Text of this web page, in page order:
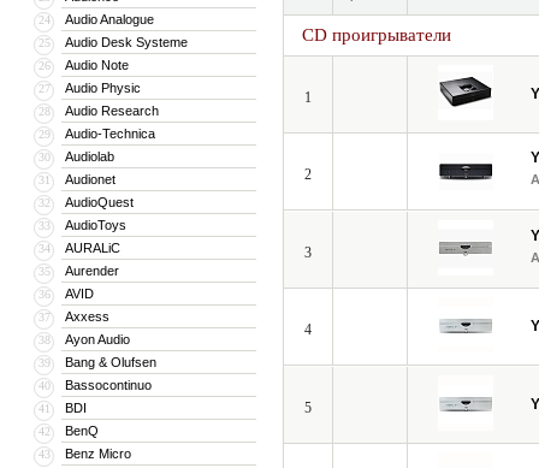
24 Audio Analogue
25 Audio Desk Systeme
26 Audio Note
27 Audio Physic
28 Audio Research
29 Audio-Technica
30 Audiolab
31 Audionet
32 AudioQuest
33 AudioToys
34 AURALiC
35 Aurender
36 AVID
37 Axxess
38 Ayon Audio
39 Bang & Olufsen
40 Bassocontinuo
41 BDI
42 BenQ
43 Benz Micro
CD проигрыватели
1
2
3
4
5